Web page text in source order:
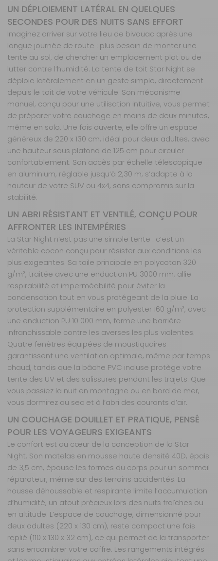
UN DÉPLOIEMENT LATÉRAL EN QUELQUES
SECONDES POUR DES NUITS SANS EFFORT
Imaginez arriver sur votre lieu de bivouac après une
longue journée de route : plus besoin de monter une
tente au sol, de chercher un emplacement plat ou de
lutter contre l’humidité. La tente de toit Star Night se
déploie latéralement en un geste simple, directement
depuis le toit de votre véhicule. Son mécanisme
manuel, conçu pour une utilisation intuitive, vous permet
de préparer votre couchage en moins de deux minutes,
même en solo. Une fois ouverte, elle offre un espace
généreux de 220 x 130 cm, idéal pour deux adultes, avec
une hauteur sous plafond de 125 cm pour circuler
confortablement. Son accès par échelle télescopique
en aluminium, réglable jusqu’à 2,30 m, s’adapte à la
hauteur de votre SUV ou 4x4, sans compromis sur la
stabilité.
UN ABRI RÉSISTANT ET VENTILÉ, CONÇU POUR
AFFRONTER LES INTEMPÉRIES
La Star Night n’est pas une simple tente : c’est un
véritable cocon conçu pour résister aux conditions les
plus exigeantes. Sa toile principale en polycoton 320
g/m², traitée avec une enduction PU 3000 mm, allie
respirabilité et imperméabilité pour éviter la
condensation tout en vous protégeant de la pluie. La
protection supplémentaire en polyester 160 g/m², avec
une enduction PU 10 000 mm, forme une barrière
infranchissable contre les averses les plus violentes.
Quatre fenêtres équipées de moustiquaires
garantissent une ventilation optimale, même par temps
chaud, tandis que la bâche PVC incluse protège votre
tente des UV et des salissures pendant les trajets. Que
vous passiez la nuit en montagne ou en bord de mer,
vous dormirez au sec et à l’abri des courants d’air.
UN COUCHAGE DOUILLET ET PRATIQUE, PENSÉ
POUR LES VOYAGEURS EXIGEANTS
Le confort est au cœur de la conception de la Star
Night. Son matelas en mousse haute densité 40D, épais
de 3,5 cm, épouse les formes du corps pour un sommeil
réparateur, même sur des terrains accidentés. La
housse déhoussable et respirante limite l’accumulation
d’humidité, un atout précieux lors des nuits fraîches ou
en altitude. L’espace de couchage, dimensionné pour
deux adultes (220 x 130 cm), reste compact une fois
replié (110 x 130 x 32 cm), ce qui permet de la transporter
sans encombrer votre coffre. Les rangements intégrés